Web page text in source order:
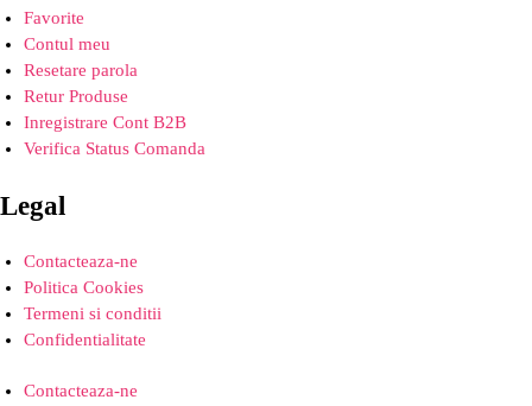
Favorite
Contul meu
Resetare parola
Retur Produse
Inregistrare Cont B2B
Verifica Status Comanda
Legal
Contacteaza-ne
Politica Cookies
Termeni si conditii
Confidentialitate
Contacteaza-ne